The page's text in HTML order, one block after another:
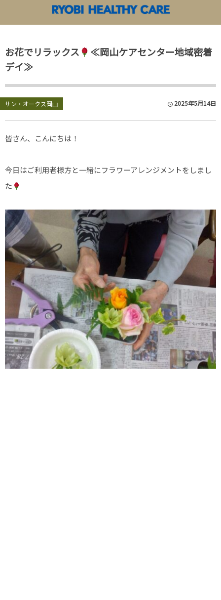
お花でリラックス
≪岡山ケアセンター地域密着
デイ≫
サン・オークス岡山 2025年5月14日
皆さん、こんにちは！
今日はご利用者様方と一緒にフラワーアレンジメントをしまし
た
各施設News&Information 苫田温泉 泉
両備ヘルシー
両備ヘルシー
丸の内ヒルズ
サン・オーク
サン・オーク
倉敷ケアセン
サン・オーク
お知らせ
両備ヘルシーケアアカデミー